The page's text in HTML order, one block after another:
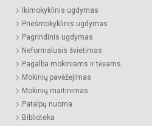
Ikimokyklinis ugdymas
Priešmokyklinis ugdymas
Pagrindinis ugdymas
Neformalusis švietimas
Pagalba mokiniams ir tėvams
Mokinių pavėžėjimas
Mokinių maitinimas
Patalpų nuoma
Biblioteka